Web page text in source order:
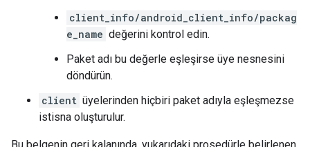
client_info/android_client_info/packag
e_name değerini kontrol edin.
Paket adı bu değerle eşleşirse üye nesnesini
döndürün.
client üyelerinden hiçbiri paket adıyla eşleşmezse
istisna oluşturulur.